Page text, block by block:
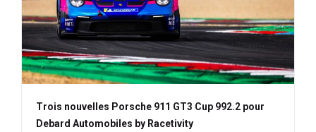
Trois nouvelles Porsche 911 GT3 Cup 992.2 pour
Debard Automobiles by Racetivity